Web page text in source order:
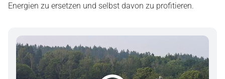
Energien zu ersetzen und selbst davon zu profitieren.